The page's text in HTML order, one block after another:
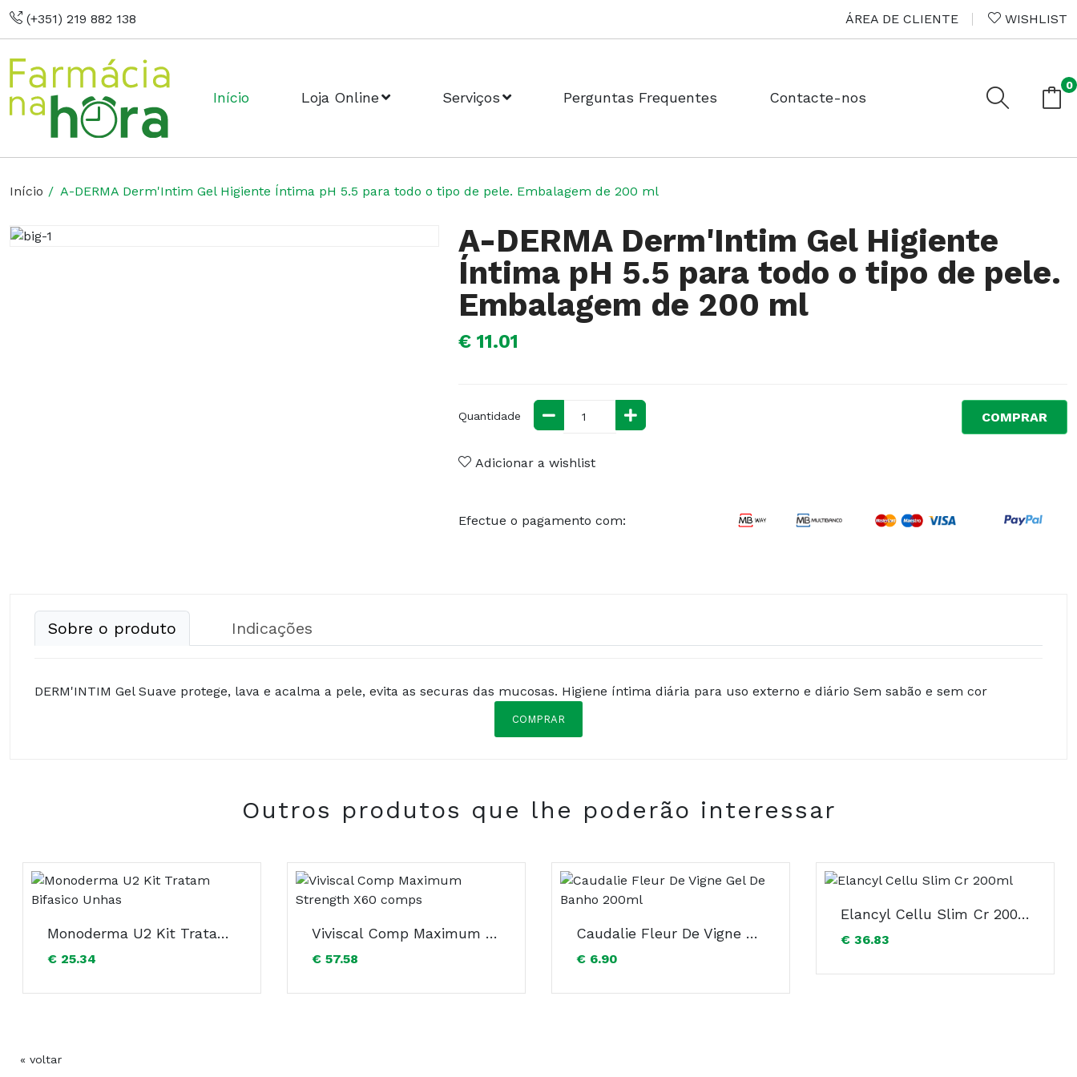
(+351) 219 882 138 ÁREA DE CLIENTE WISHLIST
Início Loja Online Serviços Perguntas Frequentes Contacte-nos
0
Início A-DERMA Derm'Intim Gel Higiente Íntima pH 5.5 para todo o tipo de pele. Embalagem de 200 ml
A-DERMA Derm'Intim Gel Higiente
Íntima pH 5.5 para todo o tipo de pele.
Embalagem de 200 ml
€ 11.01
Quantidade COMPRAR
Adicionar a wishlist
Efectue o pagamento com:
Sobre o produto Indicações
DERM'INTIM Gel Suave protege, lava e acalma a pele, evita as securas das mucosas. Higiene íntima diária para uso externo e diário Sem sabão e sem cor
COMPRAR
Outros produtos que lhe poderão interessar
Monoderma U2 Kit Tratam Bifasico Unhas
€ 25.34
Viviscal Comp Maximum Strength X60 comps
€ 57.58
Caudalie Fleur De Vigne Gel De Banho 200ml
€ 6.90
Elancyl Cellu Slim Cr 200ml
€ 36.83
« voltar